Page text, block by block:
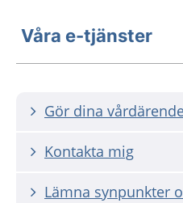
Våra e-tjänster
Gör dina
Kontakta mig
Lämna synpunkter